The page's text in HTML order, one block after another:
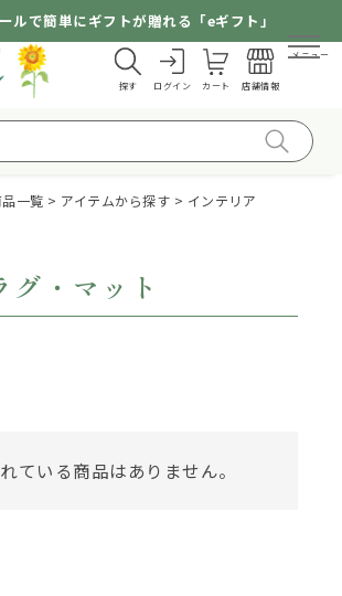
ルで簡単にギフトが贈れる「eギフト」
探す ログイン カート 店舗情報
メニュー
一覧 アイテムから探す
インテリア
グ・マット
ている商品はありません。